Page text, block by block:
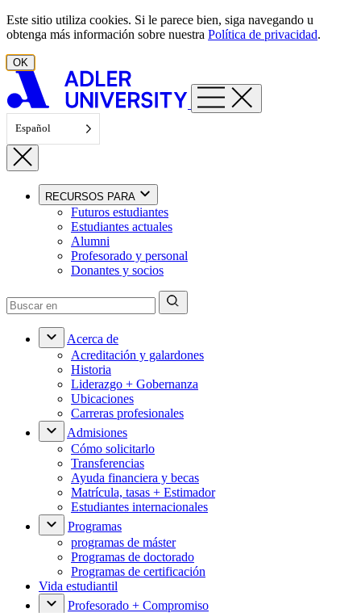
Ir al contenido
Este sitio utiliza cookies. Si le parece bien, siga navegando u
obtenga más información sobre nuestra Política de privacidad.
OK
Español
RECURSOS PARA
Futuros estudiantes
Estudiantes actuales
Alumni
Profesorado y personal
Donantes y socios
Acerca de
Acreditación y galardones
Historia
Liderazgo + Gobernanza
Ubicaciones
Carreras profesionales
Admisiones
Cómo solicitarlo
Transferencias
Ayuda financiera y becas
Matrícula, tasas + Estimador
Estudiantes internacionales
Programas
programas de máster
Programas de doctorado
Programas de certificación
Vida estudiantil
Profesorado + Compromiso